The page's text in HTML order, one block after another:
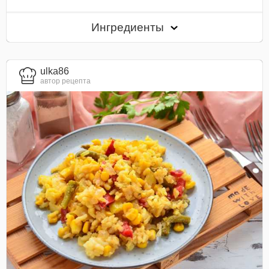
Ингредиенты
ulka86
автор рецепта